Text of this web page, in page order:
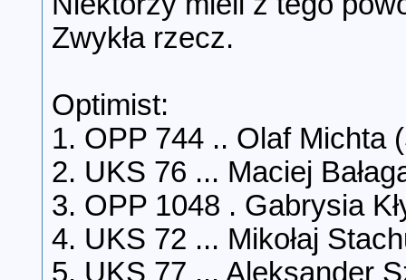
Zwykła rzecz.
Optimist:
1. OPP 744 .. Olaf Michta
2. UKS 76 ... Maciej
3. OPP 1048 . Gabrysia
4. UKS 72 ... Mikołaj
5. UKS 77 ... Aleksander